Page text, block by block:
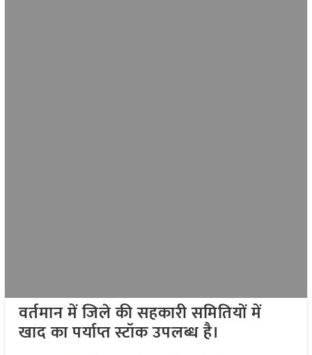
वर्तमान में जिले की सहकारी समितियों में
खाद का पर्याप्त स्टॉक उपलब्ध है।